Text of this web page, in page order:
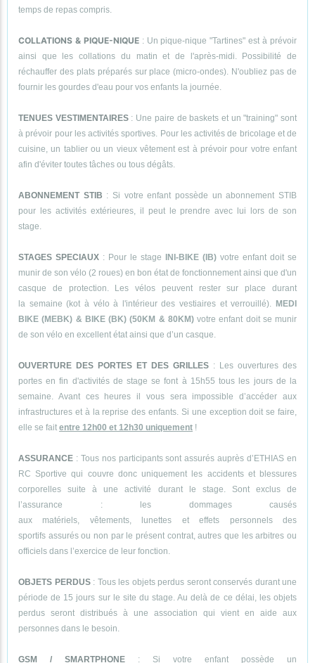
temps de repas compris.
COLLATIONS & PIQUE-NIQUE: Un pique-nique "Tartines" est à prévoir
ainsi que les collations du matin et de l'après-midi. Possibilité de
réchauffer des plats préparés sur place (micro-ondes). N'oubliez pas de
fournir les gourdes d'eau pour vos enfants la journée.
TENUES VESTIMENTAIRES: Une paire de baskets et un "training" sont
à prévoir pour les activités sportives. Pour les activités de bricolage et de
cuisine, un tablier ou un vieux vêtement est à prévoir pour votre enfant
afin d'éviter toutes tâches ou tous dégâts.
ABONNEMENT STIB : Si votre enfant possède un abonnement STIB
pour les activités extérieures, il peut le prendre avec lui lors de son
stage.
STAGES SPECIAUX : Pour le stage INI-BIKE (IB) votre enfant doit se
munir de son vélo (2 roues) en bon état de fonctionnement ainsi que d'un
casque de protection. Les vélos peuvent rester sur place durant
la semaine (kot à vélo à l'intérieur des vestiaires et verrouillé). MEDI
BIKE (MEBK) & BIKE (BK) (50KM & 80KM) votre enfant doit se munir
de son vélo en excellent état ainsi que d’un casque.
OUVERTURE DES PORTES ET DES GRILLES : Les ouvertures des
portes en fin d'activités de stage se font à 15h55 tous les jours de la
semaine. Avant ces heures il vous sera impossible d’accéder aux
infrastructures et à la reprise des enfants. Si une exception doit se faire,
elle se fait entre 12h00 et 12h30 uniquement !
ASSURANCE : Tous nos participants sont assurés auprès d’ETHIAS en
RC Sportive qui couvre donc uniquement les accidents et blessures
corporelles suite à une activité durant le stage. Sont exclus de
l’assurance : les dommages causés
aux matériels, vêtements, lunettes et effets personnels des
sportifs assurés ou non par le présent contrat, autres que les arbitres ou
officiels dans l’exercice de leur fonction.
OBJETS PERDUS: Tous les objets perdus seront conservés durant une
période de 15 jours sur le site du stage. Au delà de ce délai, les objets
perdus seront distribués à une association qui vient en aide aux
personnes dans le besoin.
GSM / SMARTPHONE : Si votre enfant possède un